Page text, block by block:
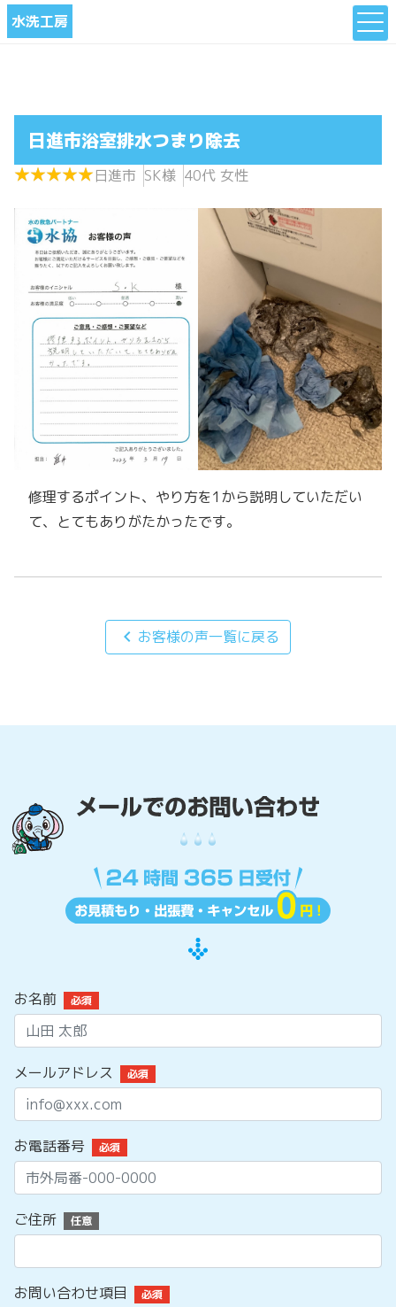
水洗工房
日進市浴室排水つまり除去
★★★★★
★★★★★日進市 SK様 40代 女性
修理するポイント、やり方を1から説明していただい
て、とてもありがたかったです。
chevron_left お客様の声一覧に戻る
お名前 必須
メールアドレス 必須
お電話番号 必須
ご住所 任意
お問い合わせ項目 必須